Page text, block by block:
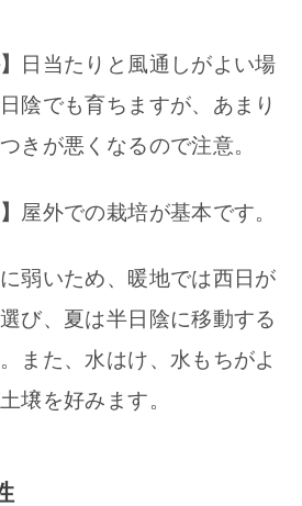
日当たりと風通しがよい場
陰でも育ちますが、あまり
きが悪くなるので注意。
屋外での栽培が基本です。
弱いため、暖地では西日が
び、夏は半日陰に移動する
また、水はけ、水もちがよ
壌を好みます。